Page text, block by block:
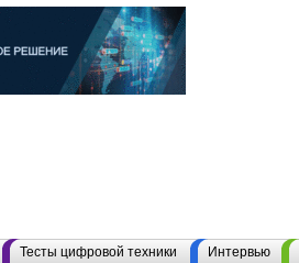
Тесты цифровой техники Интервью